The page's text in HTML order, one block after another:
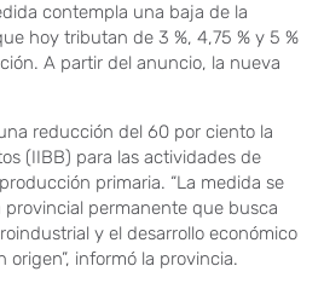
contempla una baja de la
hoy tributan de 3 %, 4,75 % y 5 %
A partir del anuncio, la nueva
reducción del 60 por ciento la
(IIBB) para las actividades de
primaria. “La medida se
permanente que busca
y el desarrollo económico
informó la provincia.